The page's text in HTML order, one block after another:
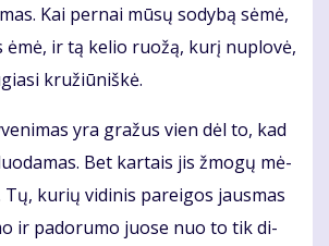
Kai per­nai mū­sų so­dy­bą sė­mė,
ėmė, ir tą ke­lio ruo­žą, ku­rį nu­plo­vė,
kru­žiū­niš­kė.
yra gra­žus vien dėl to, kad
Bet kar­tais jis žmo­gų mė­
Tų, ku­rių vi­di­nis pa­rei­gos jaus­mas
ir pa­do­ru­mo juo­se nuo to tik di­